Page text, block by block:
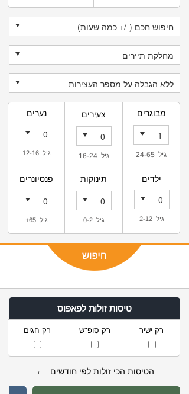
מבוגרים
גיל 24-65
צעירים
גיל 16-24
נערים
גיל 12-16
ילדים
גיל 2-12
תינוקות
גיל 0-2
פנסיונרים
גיל 65+
טיסות זולות לפאפוס
רק ישיר רק סופ"ש רק חגים
הטיסות הכי זולות לפי חודשים ←